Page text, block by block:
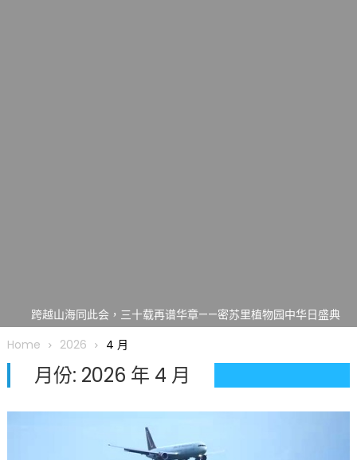
跨越山海同此会，三十载再谱华章——密苏里植物园中华日盛典
圆满举行
圣路易龙舟俱乐部5月16日龙舟体验日 邀请各界亲身体验划行乐
趣 + 水上竞速魅力
执掌密苏里植物园近四十年 致力推动全球植物多样性研究与中美
合作 Peter Raven 博士逝世 享年89岁
一晃三十年，初夏又相逢。中华日，等你来赴约 —— 密苏里植物
Home 2026 4 月
月份: 2026 年 4 月